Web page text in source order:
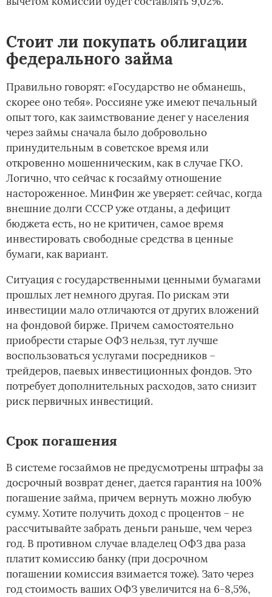
Стоит ли покупать облигации
федерального займа
Правильно говорят: «Государство не обманешь,
скорее оно тебя». Россияне уже имеют печальный
опыт того, как заимствование денег у населения
через займы сначала было добровольно
принудительным в советское время или
откровенно мошенническим, как в случае ГКО.
Логично, что сейчас к госзайму отношение
настороженное. МинФин же уверяет: сейчас, когда
внешние долги СССР уже отданы, а дефицит
бюджета есть, но не критичен, самое время
инвестировать свободные средства в ценные
бумаги, как вариант.
Ситуация с государственными ценными бумагами
прошлых лет немного другая. По рискам эти
инвестиции мало отличаются от других вложений
на фондовой бирже. Причем самостоятельно
приобрести старые ОФЗ нельзя, тут лучше
воспользоваться услугами посредников –
трейдеров, паевых инвестиционных фондов. Это
потребует дополнительных расходов, зато снизит
риск первичных инвестиций.
Срок погашения
В системе госзаймов не предусмотрены штрафы за
досрочный возврат денег, дается гарантия на 100%
погашение займа, причем вернуть можно любую
сумму. Хотите получить доход с процентов – не
рассчитывайте забрать деньги раньше, чем через
год. В противном случае владелец ОФЗ два раза
платит комиссию банку (при досрочном
погашении комиссия взимается тоже). Зато через
год стоимость ваших ОФЗ увеличится на 6-8,5%,